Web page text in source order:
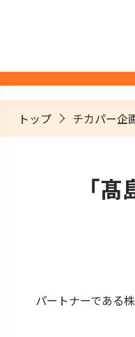
トップ チカパー企
「
パートナーである